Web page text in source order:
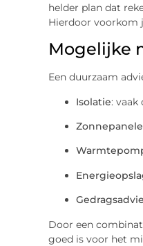
helder plan dat
Hierdoor voorkom
Mogelijke
Een duurzaam
Isolatie: vaak
Door een
goed is voor het